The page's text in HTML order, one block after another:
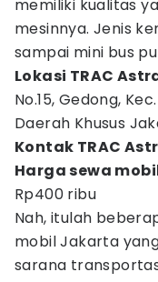
memiliki kualitas
mesinnya. Jenis
sampai mini bus
Lokasi TRAC
No.15, Gedong,
Daerah Khusus
Kontak TRAC
Harga sewa
Rp400 ribu
Nah, itulah
mobil Jakarta
sarana